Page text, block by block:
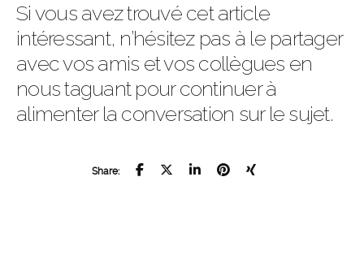
Si vous avez trouvé cet article
intéressant, n’hésitez pas à le partager
avec vos amis et vos collègues en
nous taguant pour continuer à
alimenter la conversation sur le sujet.
Share: